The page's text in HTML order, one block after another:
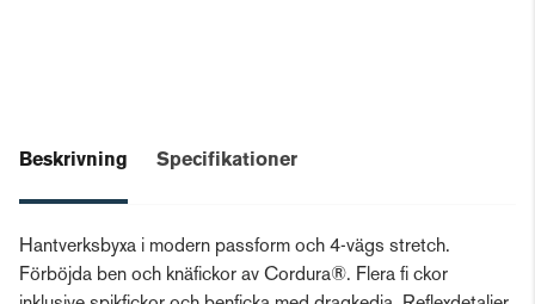
Beskrivning Specifikationer
Hantverksbyxa i modern passform och 4-vägs stretch.
Förböjda ben och knäfickor av Cordura®. Flera fi ckor